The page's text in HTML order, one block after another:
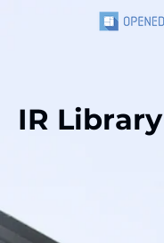
IR Library